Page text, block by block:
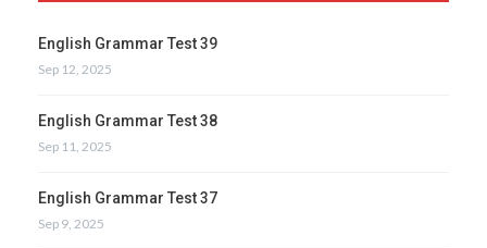
English Grammar Test 39
Sep 12, 2025
English Grammar Test 38
Sep 11, 2025
English Grammar Test 37
Sep 9, 2025